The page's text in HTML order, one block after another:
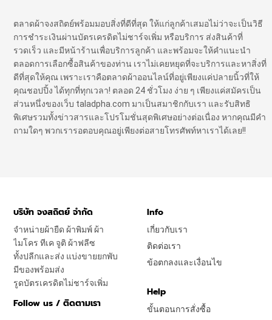
ตลาดผ้าจงสถิตย์พร้อมมอบสิ่งที่ดีที่สุด ให้แก่ลูกค้าเสมอไม่ว่าจะเป็นวิธี
การชำระเงินผ่านบัตรเครดิตไม่ชาร์จเพิ่ม หรือบริการ ส่งสินค้าที่
รวดเร็ว และมีหน้าร้านเพื่อบริการลูกค้า และพร้อมจะให้คำแนะนำ
ตลอดการเลือกซื้อสินค้าของท่าน เราไม่เคยหยุดที่จะบริการและหาสิ่งที่
ดีที่สุดให้คุณ เพราะเราคือตลาดผ้าออนไลน์ที่อยู่เพียงแค่ปลายนิ้วที่ให้
คุณชอปปิ้ง ได้ทุกที่ทุกเวลา! ตลอด 24 ชั่วโมง ง่าย ๆ เพียงแค่สมัครเป็น
ส่วนหนึ่งของเว็บ taladpha.com มาเป็นสมาชิกกับเรา และรับสิทธิ
พิเศษรวมทั้งข่าวสารและโปรโมชั่นสุดพิเศษอย่างต่อเนื่อง หากคุณมีคำ
ถามใดๆ พวกเรารอตอบคุณอยู่เพียงต่อสายโทรศัพท์หาเราได้เลย!!
บริษัท จงสถิตย์ จำกัด
จำหน่ายผ้ายืด ผ้าพิมพ์ ผ้า
ไมโคร ทีเค จูติ ผ้าฟลีซ
ทั้งปลีกและส่ง แบ่งขายยกพับ
มีของพร้อมส่ง
รูดบัตรเครดิตไม่ชาร์จเพิ่ม
Follow us / ติดตามเรา
Info
เกี่ยวกับเรา
ติดต่อเรา
ข้อตกลงและเงื่อนไข
Help
ขั้นตอนการสั่งซื้อ